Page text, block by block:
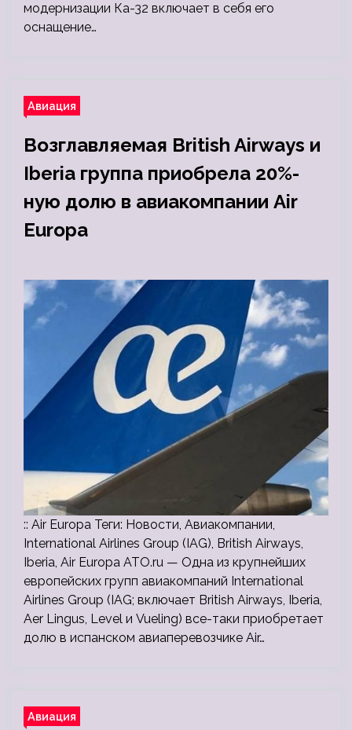
модернизации Ка-32 включает в себя его
оснащение…
Авиация
Возглавляемая British Airways и
Iberia группа приобрела 20%-
ную долю в авиакомпании Air
Europa
:: Air Europa Теги: Новости, Авиакомпании,
International Airlines Group (IAG), British Airways,
Iberia, Air Europa ATO.ru — Одна из крупнейших
европейских групп авиакомпаний International
Airlines Group (IAG; включает British Airways, Iberia,
Aer Lingus, Level и Vueling) все-таки приобретает
долю в испанском авиаперевозчике Air…
Авиация